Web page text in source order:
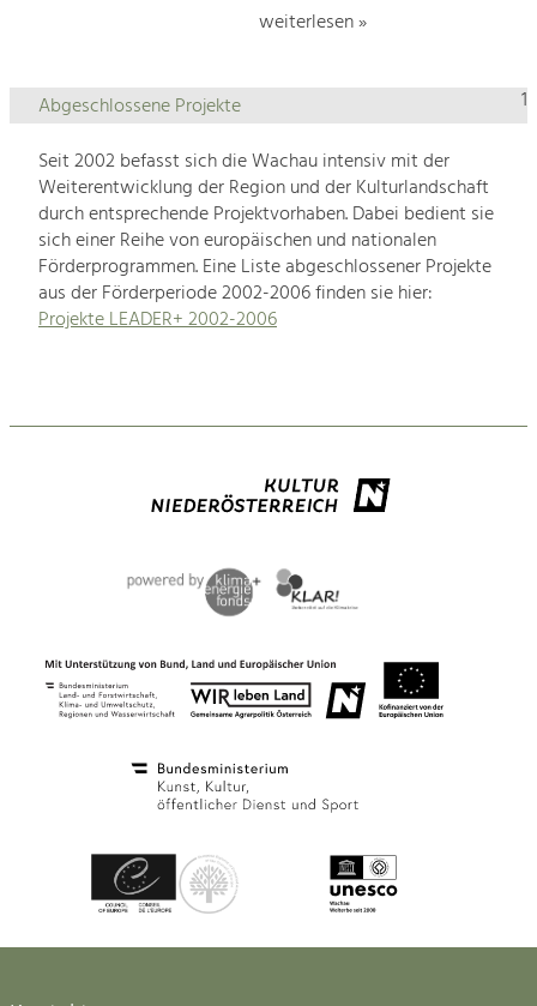
weiterlesen »
1
Abgeschlossene Projekte
Seit 2002 befasst sich die Wachau intensiv mit der
Weiterentwicklung der Region und der Kulturlandschaft
durch entsprechende Projektvorhaben. Dabei bedient sie
sich einer Reihe von europäischen und nationalen
Förderprogrammen. Eine Liste abgeschlossener Projekte
aus der Förderperiode 2002-2006 finden sie hier:
Projekte LEADER+ 2002-2006